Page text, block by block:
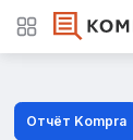
Отчёт Kompra